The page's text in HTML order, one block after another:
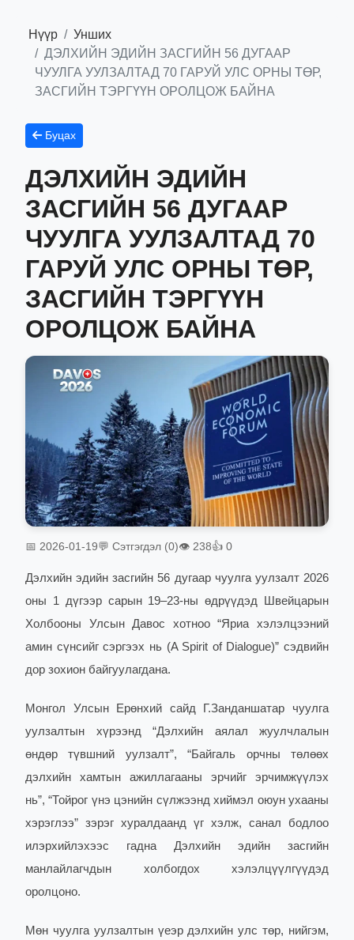
Нүүр
Унших
ДЭЛХИЙН ЭДИЙН ЗАСГИЙН 56 ДУГААР
ЧУУЛГА УУЛЗАЛТАД 70 ГАРУЙ УЛС ОРНЫ ТӨР,
ЗАСГИЙН ТЭРГҮҮН ОРОЛЦОЖ БАЙНА
Буцах
ДЭЛХИЙН ЭДИЙН
ЗАСГИЙН 56 ДУГААР
ЧУУЛГА УУЛЗАЛТАД 70
ГАРУЙ УЛС ОРНЫ ТӨР,
ЗАСГИЙН ТЭРГҮҮН
ОРОЛЦОЖ БАЙНА
📅 2026-01-19💬 Сэтгэгдэл (0)👁 238👍 0
Дэлхийн эдийн засгийн 56 дугаар чуулга уулзалт 2026
оны 1 дүгээр сарын 19–23-ны өдрүүдэд Швейцарын
Холбооны Улсын Давос хотноо “Яриа хэлэлцээний
амин сүнсийг сэргээх нь (A Spirit of Dialogue)” сэдвийн
дор зохион байгуулагдана.
Монгол Улсын Ерөнхий сайд Г.Занданшатар чуулга
уулзалтын хүрээнд “Дэлхийн аялал жуулчлалын
өндөр түвшний уулзалт”, “Байгаль орчны төлөөх
дэлхийн хамтын ажиллагааны эрчийг эрчимжүүлэх
нь”, “Тойрог үнэ цэнийн сүлжээнд хиймэл оюун ухааны
хэрэглээ” зэрэг хуралдаанд үг хэлж, санал бодлоо
илэрхийлэхээс гадна Дэлхийн эдийн засгийн
манлайлагчдын холбогдох хэлэлцүүлгүүдэд
оролцоно.
Мөн чуулга уулзалтын үеэр дэлхийн улс төр, нийгэм,